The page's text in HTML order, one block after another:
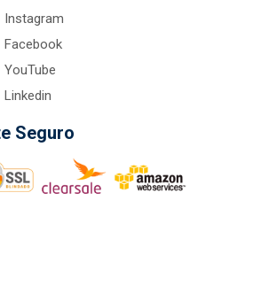
Instagram
Facebook
YouTube
Linkedin
Seguro